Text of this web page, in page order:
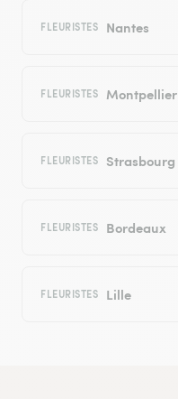
FLEURISTES Nantes
FLEURISTES Montpellier
FLEURISTES Strasbourg
FLEURISTES Bordeaux
FLEURISTES Lille